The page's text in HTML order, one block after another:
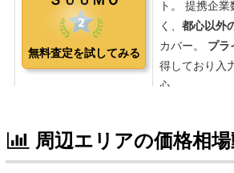
周辺エリアの価格相